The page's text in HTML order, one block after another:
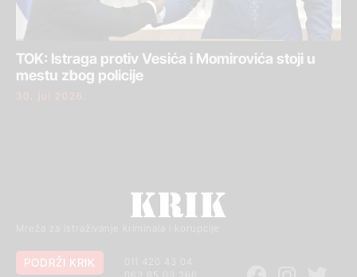
TOK: Istraga protiv Vesića i Momirovića stoji u
mestu zbog policije
30. jul 2026.
Mreža za istraživanje kriminala i korupcije
011 420 43 04
PODRŽI KRIK